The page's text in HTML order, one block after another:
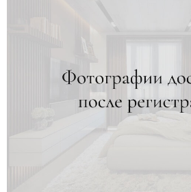
Квартиры